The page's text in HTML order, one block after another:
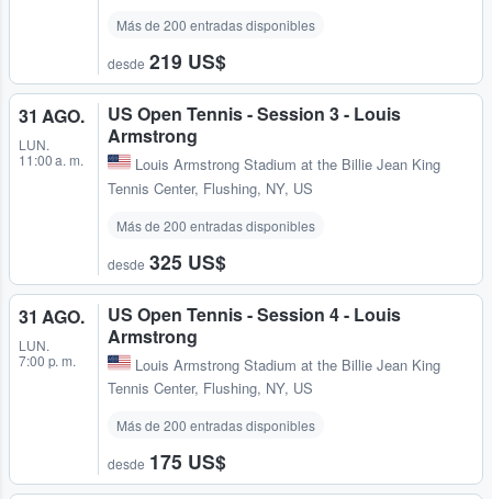
Más de 200 entradas disponibles
desde 219 US$
31 AGO.
LUN.
11:00 a. m.
US Open Tennis - Session 3 - Louis
Armstrong
Louis Armstrong Stadium at the Billie Jean King
Tennis Center, Flushing, NY, US
Más de 200 entradas disponibles
desde 325 US$
31 AGO.
LUN.
7:00 p. m.
US Open Tennis - Session 4 - Louis
Armstrong
Louis Armstrong Stadium at the Billie Jean King
Tennis Center, Flushing, NY, US
Más de 200 entradas disponibles
desde 175 US$